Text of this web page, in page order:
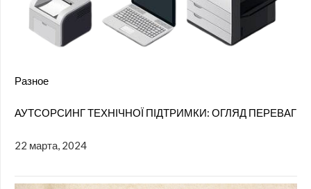
Разное
АУТСОРСИНГ ТЕХНІЧНОЇ ПІДТРИМКИ: ОГЛЯД ПЕРЕВАГ
22 марта, 2024